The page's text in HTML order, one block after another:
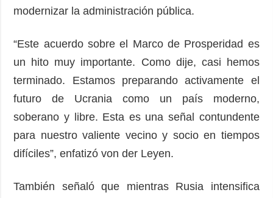
modernizar la administración pública.
“Este acuerdo sobre el Marco de Prosperidad es
un hito muy importante. Como dije, casi hemos
terminado. Estamos preparando activamente el
futuro de Ucrania como un país moderno,
soberano y libre. Esta es una señal contundente
para nuestro valiente vecino y socio en tiempos
difíciles”, enfatizó von der Leyen.
También señaló que mientras Rusia intensifica